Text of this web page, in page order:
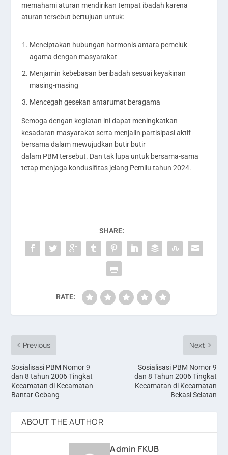
memahami aturan mendirikan tempat ibadah karena
aturan tersebut bertujuan untuk:
Menciptakan hubungan harmonis antara pemeluk
agama dengan masyarakat
Menjamin kebebasan beribadah sesuai keyakinan
masing-masing
Mencegah gesekan antarumat beragama
Semoga dengan kegiatan ini dapat meningkatkan
kesadaran masyarakat serta menjalin partisipasi aktif
bersama dalam mewujudkan butir butir
dalam PBM tersebut. Dan tak lupa untuk bersama-sama
tetap menjaga kondusifitas jelang Pemilu tahun 2024.
SHARE:
RATE:
Previous
Sosialisasi PBM Nomor 9
dan 8 tahun 2006 Tingkat
Kecamatan di Kecamatan
Bantar Gebang
Next
Sosialisasi PBM Nomor 9
dan 8 Tahun 2006 Tingkat
Kecamatan di Kecamatan
Bekasi Selatan
ABOUT THE AUTHOR
Admin FKUB